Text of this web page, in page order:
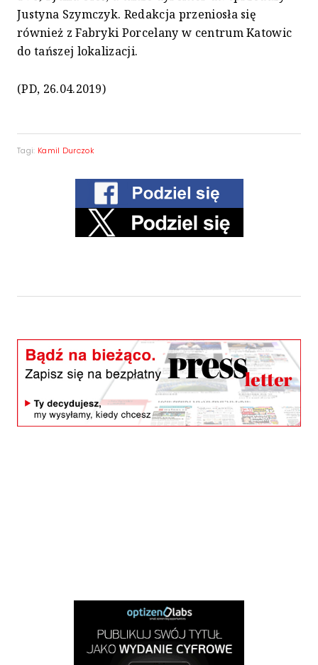
Justyna Szymczyk. Redakcja przeniosła się
również z Fabryki Porcelany w centrum Katowic
do tańszej lokalizacji.
(PD, 26.04.2019)
Tagi: Kamil Durczok